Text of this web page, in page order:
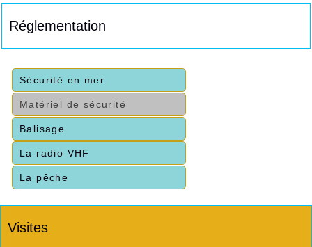
Réglementation
Sécurité en mer
Matériel de sécurité
Balisage
La radio VHF
La pêche
Visites